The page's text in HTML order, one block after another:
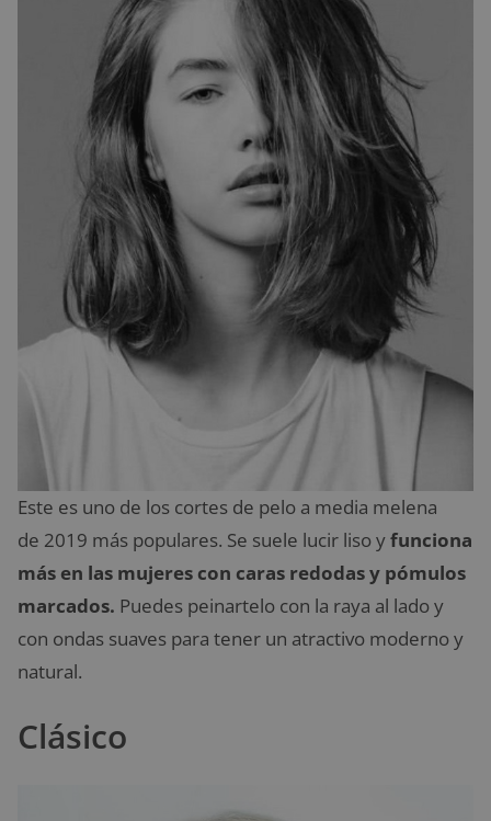
Este es uno de los cortes de pelo a media melena
de 2019 más populares. Se suele lucir liso yfunciona
más en las mujeres con caras redodas y pómulos
marcados. Puedes peinartelo con la raya al lado y
con ondas suaves para tener un atractivo moderno y
natural.
Clásico